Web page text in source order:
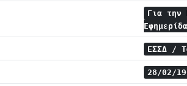
Για την
ΕΣΣΔ /
28/02/